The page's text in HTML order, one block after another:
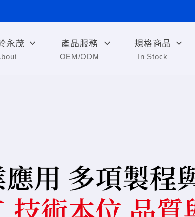
永茂 產品服務
OEM/ODM
規格商品
In Stock